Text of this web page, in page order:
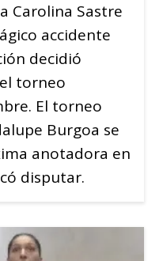
Carolina Sastre
accidente
decidió
torneo
El torneo
Burgoa se
anotadora en
disputar.